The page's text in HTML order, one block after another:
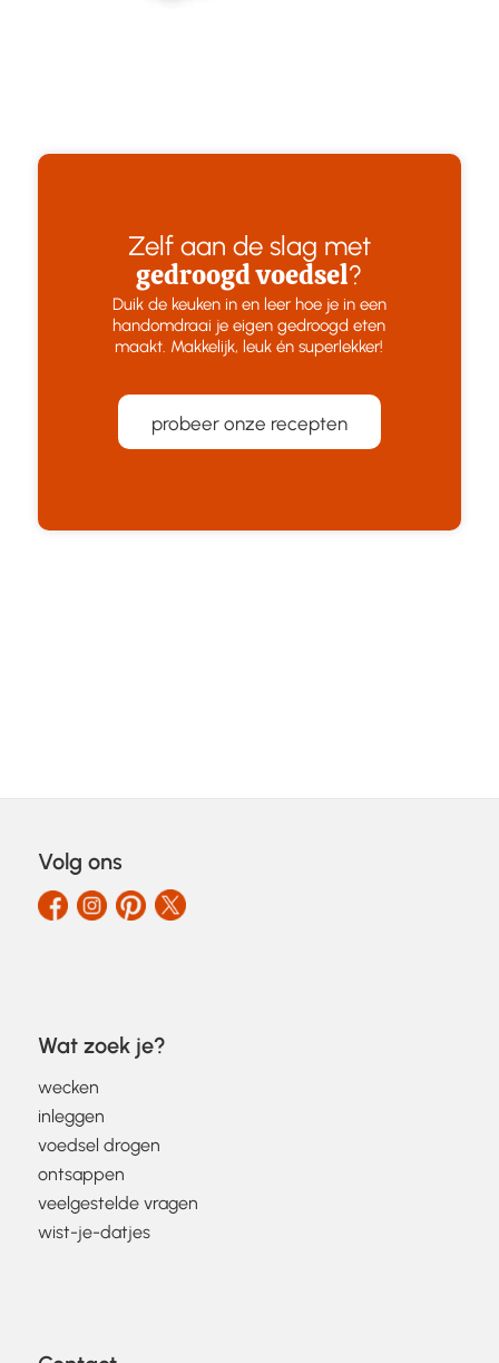
Zelf aan de slag met
gedroogd voedsel?
Duik de keuken in en leer hoe je in een
handomdraai je eigen gedroogd eten
maakt. Makkelijk, leuk én superlekker!
probeer onze recepten
Volg ons
Wat zoek je?
wecken
inleggen
voedsel drogen
ontsappen
veelgestelde vragen
wist-je-datjes